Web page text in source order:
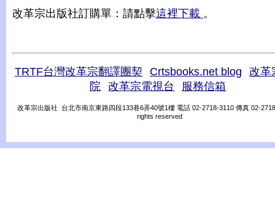
改革宗出版社訂購單：請點擊這裡下載 。
TRTF台灣改革宗翻譯團契 Crtsbooks.net blog
改革
院
改革宗電視台 服務信箱
改革宗出版社 台北市南京東路四段133巷6弄40號1樓 電話 02-2718-3110 傳真 02-
rights reserved